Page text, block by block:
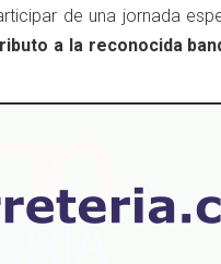
de una jornada
a la reconocida